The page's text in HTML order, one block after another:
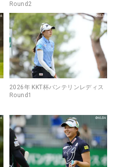
Round2
2026年 KKT杯バンテリンレディス
Round1